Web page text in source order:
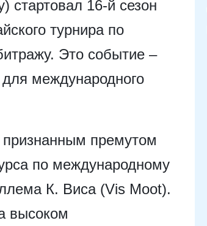
стартовал 16-й сезон
турнира по
Это событие –
международного
премутом
по международному
К. Виса (Vis Moot).
высоком